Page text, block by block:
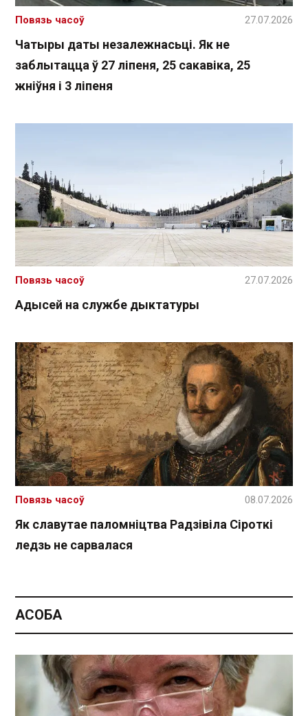
Чатыры даты незалежнасьці. Як не
заблытацца ў 27 ліпеня, 25 сакавіка, 25
жніўня і 3 ліпеня
Повязь часоў 27.07.2026
Адысей на службе дыктатуры
Повязь часоў 27.07.2026
Як славутае паломніцтва Радзівіла Сіроткі
ледзь не сарвалася
Повязь часоў 08.07.2026
АСОБА